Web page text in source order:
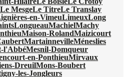
Le MesgeLe TitreLe Translay
en-VimeuLimeuxLong
LongueauMachielMachy
Maison-RolandMaizicourt
MartainnevilleMéneslies
l'AbbéMesnil-Domqueur
en-PonthieuMirvaux
DreuilMons-Boubert
les-Jongleurs